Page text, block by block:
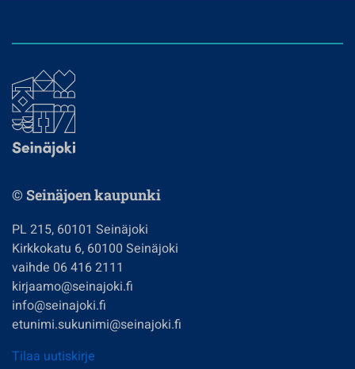
© Seinäjoen kaupunki
PL 215, 60101 Seinäjoki
Kirkkokatu 6, 60100 Seinäjoki
vaihde 06 416 2111
kirjaamo@seinajoki.fi
info@seinajoki.fi
etunimi.sukunimi@seinajoki.fi
Tilaa uutiskirje